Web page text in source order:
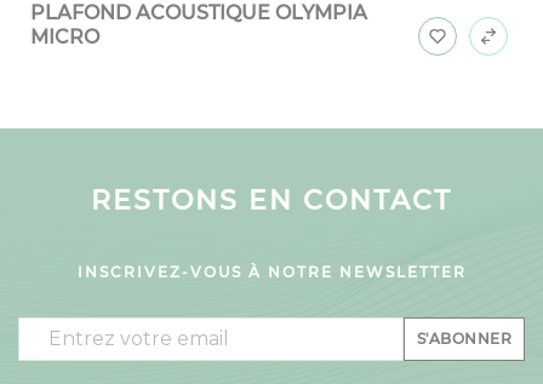
PLAFOND ACOUSTIQUE OLYMPIA
MICRO
RESTONS EN CONTACT
INSCRIVEZ-VOUS À NOTRE NEWSLETTER
Email S'ABONNER